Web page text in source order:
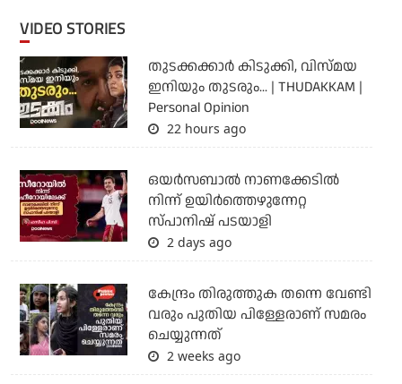
VIDEO STORIES
തുടക്കക്കാര്‍ കിടുക്കി, വിസ്മയ
ഇനിയും തുടരും... | THUDAKKAM |
Personal Opinion
22 hours ago
ഒയര്‍സബാൽ നാണക്കേടിൽ
നിന്ന് ഉയിർത്തെഴുന്നേറ്റ
സ്പാനിഷ് പടയാളി
2 days ago
കേന്ദ്രം തിരുത്തുക തന്നെ വേണ്ടി
വരും പുതിയ പിള്ളേരാണ് സമരം
ചെയ്യുന്നത്
2 weeks ago